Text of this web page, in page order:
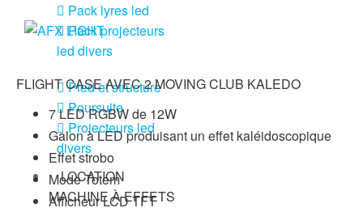
Pack lyres led
Pack projecteurs
led divers
Pied et structure
Poursuite
Projecteurs led
divers
LOCATION
MACHINE À EFFETS
FLIGHT CASE AVEC 2 MOVING CLUB KALEDO
7 LED RGBW de 12W
Galon à LED produisant un effet kaléidoscopique
Effet strobo
Mode Totem
Afficheur LCD TFT